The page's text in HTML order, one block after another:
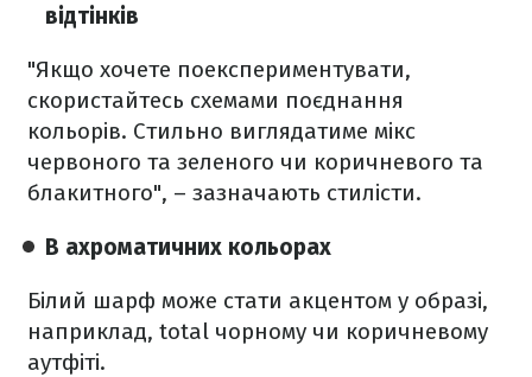
відтінків
"Якщо хочете поекспериментувати,
скористайтесь схемами поєднання
кольорів. Стильно виглядатиме мікс
червоного та зеленого чи коричневого та
блакитного", – зазначають стилісти.
В ахроматичних кольорах
Білий шарф може стати акцентом у образі,
наприклад, total чорному чи коричневому
аутфіті.